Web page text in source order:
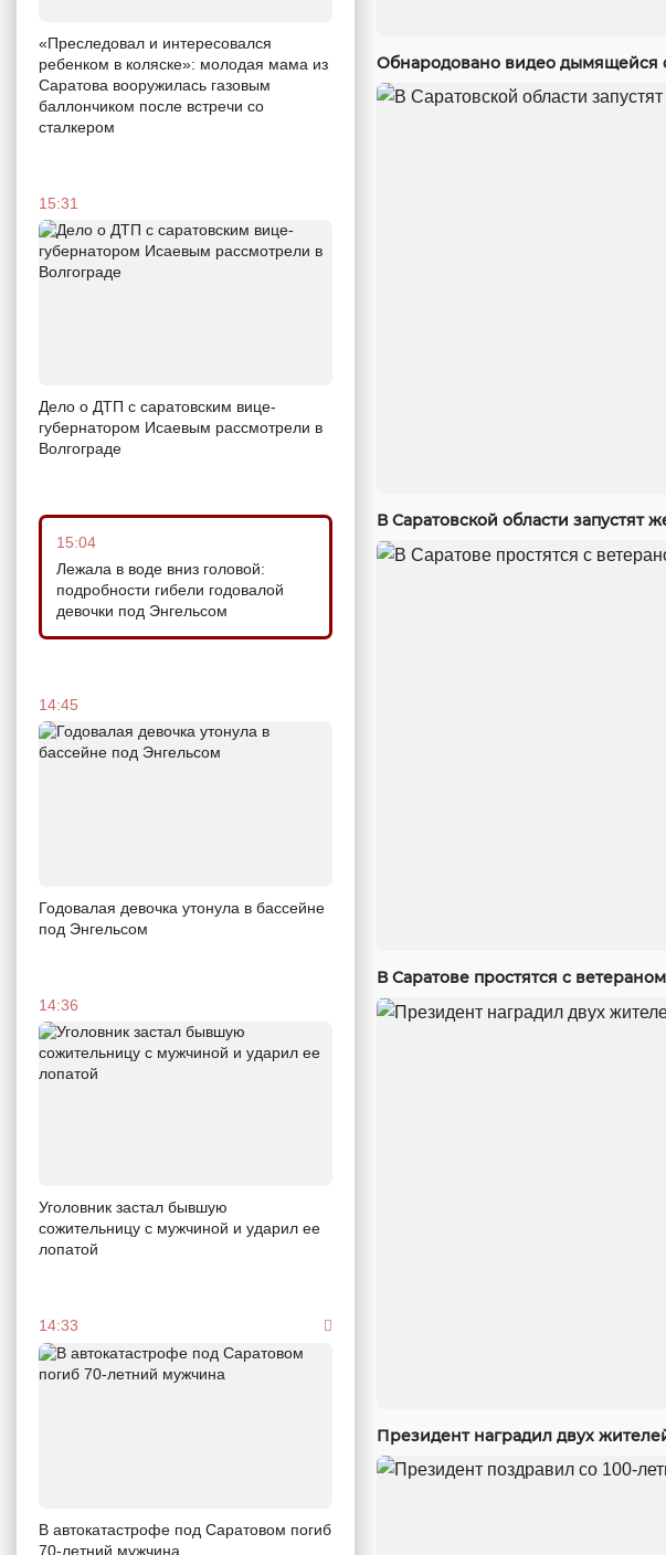
«Преследовал и интересовался
ребенком в коляске»: молодая мама из
Саратова вооружилась газовым
баллончиком после встречи со
сталкером
15:31
Дело о ДТП с саратовским вице-
губернатором Исаевым рассмотрели в
Волгограде
15:04
Лежала в воде вниз головой:
подробности гибели годовалой
девочки под Энгельсом
14:45
Годовалая девочка утонула в бассейне
под Энгельсом
14:36
Уголовник застал бывшую
сожительницу с мужчиной и ударил ее
лопатой
14:33
В автокатастрофе под Саратовом погиб
70-летний мужчина
Обнародовано видео дымящейся
В Саратовской области
В Саратове простятся с
Президент наградил двух